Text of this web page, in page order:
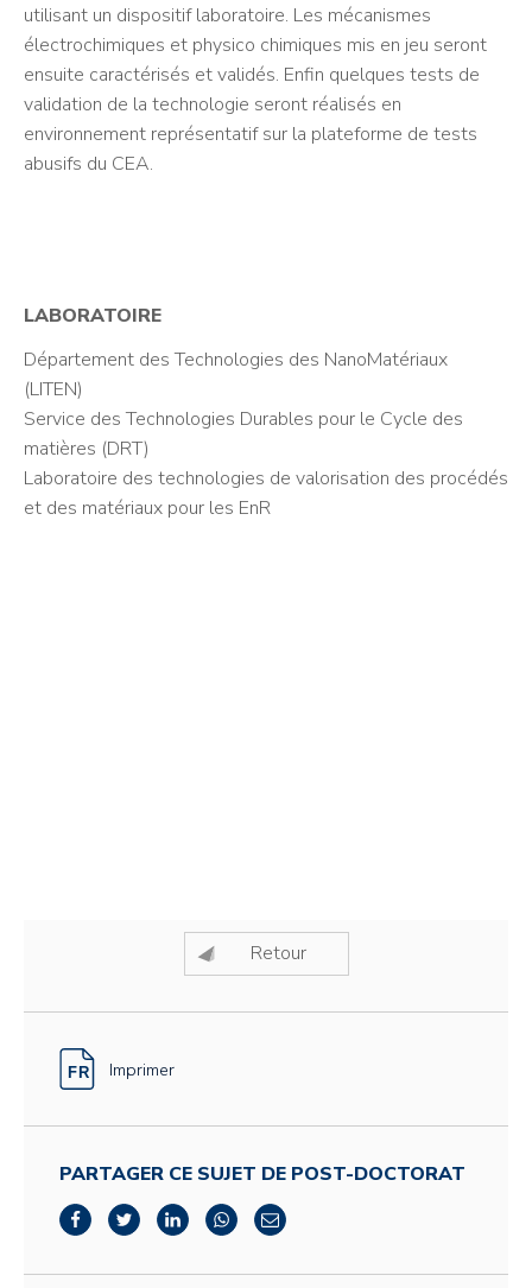
utilisant un dispositif laboratoire. Les mécanismes
électrochimiques et physico chimiques mis en jeu seront
ensuite caractérisés et validés. Enfin quelques tests de
validation de la technologie seront réalisés en
environnement représentatif sur la plateforme de tests
abusifs du CEA.
LABORATOIRE
Département des Technologies des NanoMatériaux
(LITEN)
Service des Technologies Durables pour le Cycle des
matières (DRT)
Laboratoire des technologies de valorisation des procédés
et des matériaux pour les EnR
Retour
Imprimer
PARTAGER CE SUJET DE POST-DOCTORAT